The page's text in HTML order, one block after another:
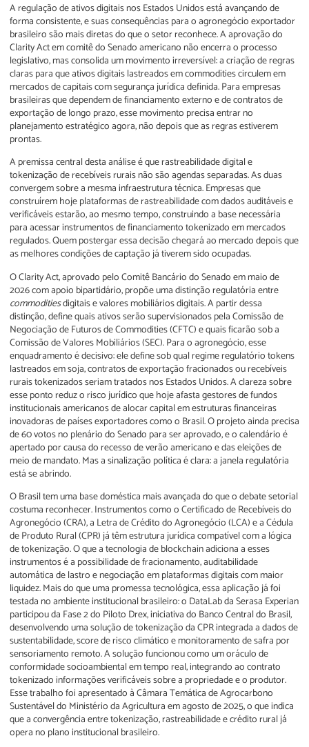
A regulação de ativos digitais nos Estados Unidos está avançando de
forma consistente, e suas consequências para o agronegócio exportador
brasileiro são mais diretas do que o setor reconhece. A aprovação do
Clarity Act em comitê do Senado americano não encerra o processo
legislativo, mas consolida um movimento irreversível: a criação de regras
claras para que ativos digitais lastreados em commodities circulem em
mercados de capitais com segurança jurídica definida. Para empresas
brasileiras que dependem de financiamento externo e de contratos de
exportação de longo prazo, esse movimento precisa entrar no
planejamento estratégico agora, não depois que as regras estiverem
prontas.
A premissa central desta análise é que rastreabilidade digital e
tokenização de recebíveis rurais não são agendas separadas. As duas
convergem sobre a mesma infraestrutura técnica. Empresas que
construírem hoje plataformas de rastreabilidade com dados auditáveis e
verificáveis estarão, ao mesmo tempo, construindo a base necessária
para acessar instrumentos de financiamento tokenizado em mercados
regulados. Quem postergar essa decisão chegará ao mercado depois que
as melhores condições de captação já tiverem sido ocupadas.
O Clarity Act, aprovado pelo Comitê Bancário do Senado em maio de
2026 com apoio bipartidário, propõe uma distinção regulatória entre
commoditiesdigitais e valores mobiliários digitais. A partir dessa
distinção, define quais ativos serão supervisionados pela Comissão de
Negociação de Futuros de Commodities (CFTC) e quais ficarão sob a
Comissão de Valores Mobiliários (SEC). Para o agronegócio, esse
enquadramento é decisivo: ele define sob qual regime regulatório tokens
lastreados em soja, contratos de exportação fracionados ou recebíveis
rurais tokenizados seriam tratados nos Estados Unidos. A clareza sobre
esse ponto reduz o risco jurídico que hoje afasta gestores de fundos
institucionais americanos de alocar capital em estruturas financeiras
inovadoras de países exportadores como o Brasil. O projeto ainda precisa
de 60 votos no plenário do Senado para ser aprovado, e o calendário é
apertado por causa do recesso de verão americano e das eleições de
meio de mandato. Mas a sinalização política é clara: a janela regulatória
está se abrindo.
O Brasil tem uma base doméstica mais avançada do que o debate setorial
costuma reconhecer. Instrumentos como o Certificado de Recebíveis do
Agronegócio (CRA), a Letra de Crédito do Agronegócio (LCA) e a Cédula
de Produto Rural (CPR) já têm estrutura jurídica compatível com a lógica
de tokenização. O que a tecnologia de blockchain adiciona a esses
instrumentos é a possibilidade de fracionamento, auditabilidade
automática de lastro e negociação em plataformas digitais com maior
liquidez. Mais do que uma promessa tecnológica, essa aplicação já foi
testada no ambiente institucional brasileiro: o DataLab da Serasa Experian
participou da Fase 2 do Piloto Drex, iniciativa do Banco Central do Brasil,
desenvolvendo uma solução de tokenização da CPR integrada a dados de
sustentabilidade, score de risco climático e monitoramento de safra por
sensoriamento remoto. A solução funcionou como um oráculo de
conformidade socioambiental em tempo real, integrando ao contrato
tokenizado informações verificáveis sobre a propriedade e o produtor.
Esse trabalho foi apresentado à Câmara Temática de Agrocarbono
Sustentável do Ministério da Agricultura em agosto de 2025, o que indica
que a convergência entre tokenização, rastreabilidade e crédito rural já
opera no plano institucional brasileiro.